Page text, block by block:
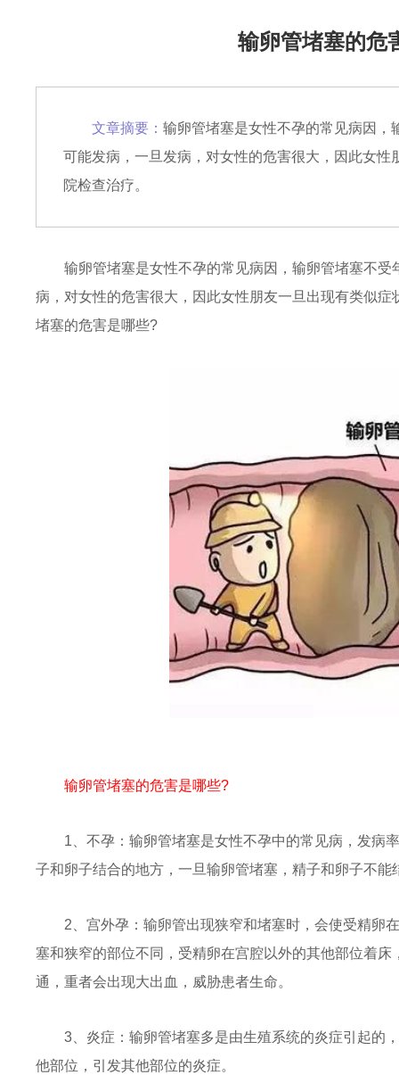
输卵管堵塞的危
文章摘要： 输卵管堵塞是女性不孕的常见病因，
可能发病，一旦发病，对女性的危害很大，因此女
院检查治疗。
输卵管堵塞是女性不孕的常见病因，输卵管堵塞不
病，对女性的危害很大，因此女性朋友一旦出现有类似
堵塞的危害是哪些?
输卵管堵塞的危害是哪些?
1、不孕： 输卵管堵塞是女性不孕中的常见病，发病
子和卵子结合的地方，一旦输卵管堵塞，精子和卵子不
2、宫外孕： 输卵管出现狭窄和堵塞时，会使受精卵
塞和狭窄的部位不同，受精卵在宫腔以外的其他部位着
通，重者会出现大出血，威胁患者生命。
3、炎症： 输卵管堵塞多是由生殖系统的炎症引起的
他部位，引发其他部位的炎症。